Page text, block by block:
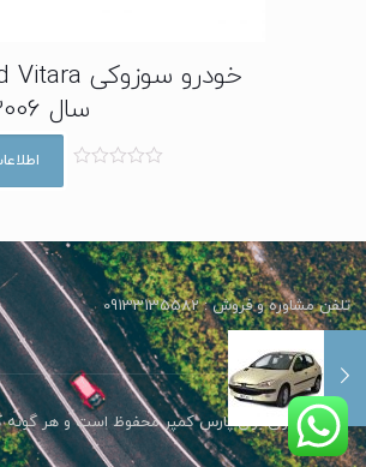
سال 2006
ا
ز
0
ا
ز
5
تلفن مشاوره و فروش : 09133135582
تمامی حقوق برای پارس کمپر محفوظ است و هر گونه